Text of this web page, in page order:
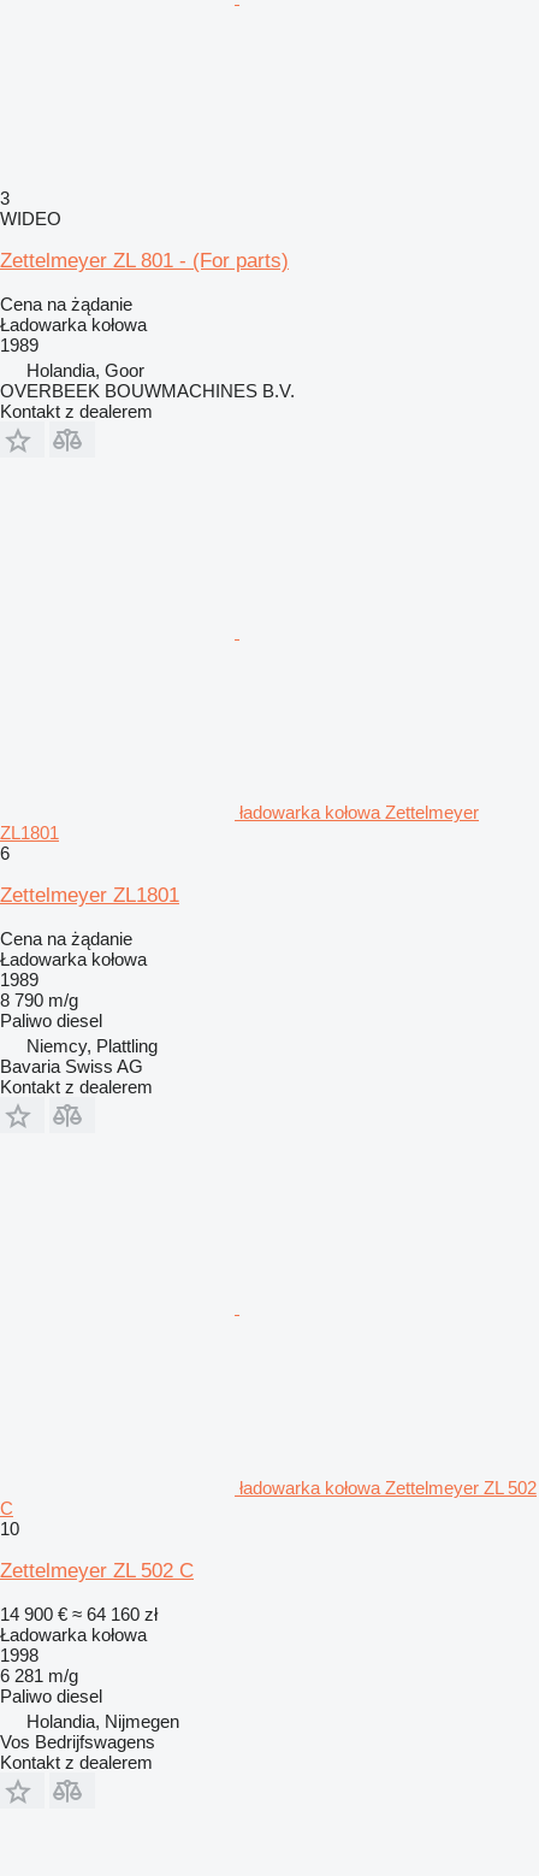
3
WIDEO
Zettelmeyer ZL 801 - (For parts)
Cena na żądanie
Ładowarka kołowa
1989
Holandia, Goor
OVERBEEK BOUWMACHINES B.V.
Kontakt z dealerem
ładowarka kołowa Zettelmeyer
ZL1801
6
Zettelmeyer ZL1801
Cena na żądanie
Ładowarka kołowa
1989
8 790 m/g
Paliwo diesel
Niemcy, Plattling
Bavaria Swiss AG
Kontakt z dealerem
ładowarka kołowa Zettelmeyer ZL 502
C
10
Zettelmeyer ZL 502 C
14 900 € ≈ 64 160 zł
Ładowarka kołowa
1998
6 281 m/g
Paliwo diesel
Holandia, Nijmegen
Vos Bedrijfswagens
Kontakt z dealerem